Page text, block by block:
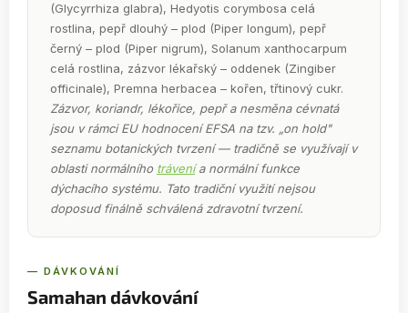
(Glycyrrhiza glabra), Hedyotis corymbosa celá
rostlina, pepř dlouhý – plod (Piper longum), pepř
černý – plod (Piper nigrum), Solanum xanthocarpum
celá rostlina, zázvor lékařský – oddenek (Zingiber
officinale), Premna herbacea – kořen, třtinový cukr.
Zázvor, koriandr, lékořice, pepř a nesměna cévnatá
jsou v rámci EU hodnocení EFSA na tzv. „on hold"
seznamu botanických tvrzení — tradičně se využívají v
oblasti normálního trávenía normální funkce
dýchacího systému. Tato tradiční využití nejsou
doposud finálně schválená zdravotní tvrzení.
— DÁVKOVÁNÍ
Samahan dávkování